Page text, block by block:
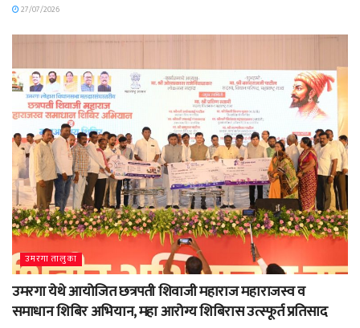
27/07/2026
उमरगा तालुका
उमरगा येथे आयोजित छत्रपती शिवाजी महाराज महाराजस्व व
समाधान शिबिर अभियान, महा आरोग्य शिबिरास उत्स्फूर्त प्रतिसाद